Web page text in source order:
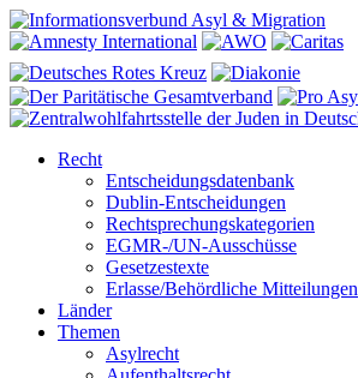
Recht
Entscheidungsdatenbank
Dublin-Entscheidungen
Rechtsprechungskategorien
EGMR-/UN-Ausschüsse
Gesetzestexte
Erlasse/Behördliche Mitteilungen
Länder
Themen
Asylrecht